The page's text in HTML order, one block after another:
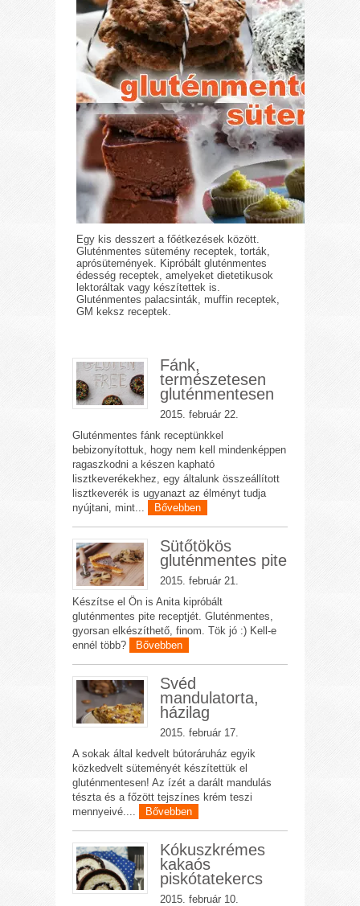
Egy kis desszert a főétkezések között.
Gluténmentes sütemény receptek, torták,
aprósütemények. Kipróbált gluténmentes
édesség receptek, amelyeket dietetikusok
lektoráltak vagy készítettek is.
Gluténmentes palacsinták, muffin receptek,
GM keksz receptek.
Fánk,
természetesen
gluténmentesen
2015. február 22.
Gluténmentes fánk receptünkkel
bebizonyítottuk, hogy nem kell mindenképpen
ragaszkodni a készen kapható
lisztkeverékekhez, egy általunk összeállított
lisztkeverék is ugyanazt az élményt tudja
nyújtani, mint...
Bővebben
Sütőtökös
gluténmentes pite
2015. február 21.
Készítse el Ön is Anita kipróbált
gluténmentes pite receptjét. Gluténmentes,
gyorsan elkészíthető, finom. Tök jó :) Kell-e
ennél több?
Bővebben
Svéd
mandulatorta,
házilag
2015. február 17.
A sokak által kedvelt bútoráruház egyik
közkedvelt süteményét készítettük el
gluténmentesen! Az ízét a darált mandulás
tészta és a főzött tejszínes krém teszi
mennyeivé....
Bővebben
Kókuszkrémes
kakaós
piskótatekercs
2015. február 10.